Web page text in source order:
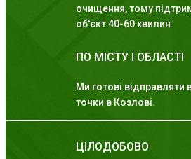
очищення, тому
об'єкт 40-60 хвилин.
ПО МІСТУ І ОБЛАСТІ
Ми готові відправляти
точки в Козлові.
ЦІЛОДОБОВО